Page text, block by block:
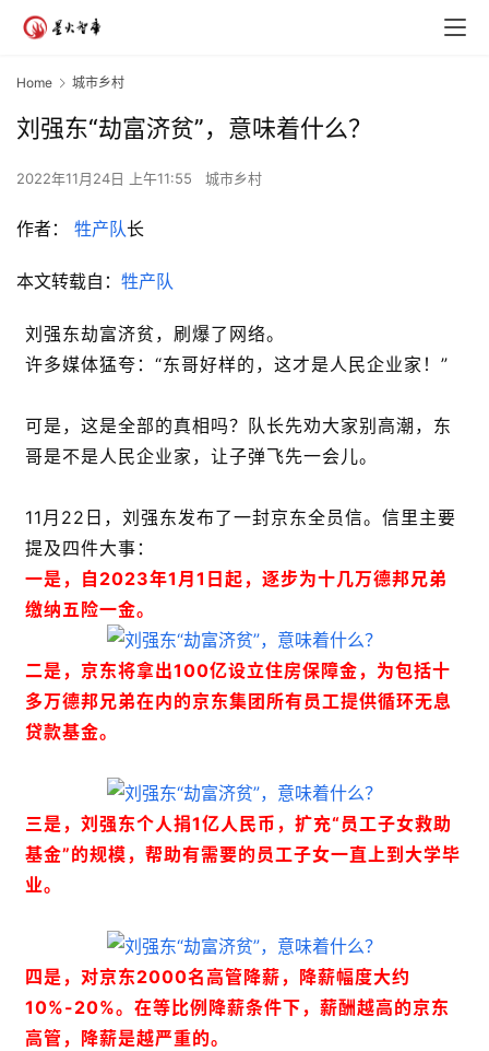
Home 城市乡村
刘强东“劫富济贫”，意味着什么？
2022年11月24日 上午11:55 城市乡村
作者： 牲产队长
本文转载自： 牲产队
刘强东劫富济贫，刷爆了网络。
许多媒体猛夸：“东哥好样的，这才是人民企业家！”
可是，这是全部的真相吗？队长先劝大家别高潮，东
哥是不是人民企业家，让子弹飞先一会儿。
11月22日，刘强东发布了一封京东全员信。信里主要
提及四件大事：
一是，自2023年1月1日起，逐步为十几万德邦兄弟
缴纳五险一金。
二是，京东将拿出100亿设立住房保障金，为包括十
多万德邦兄弟在内的京东集团所有员工提供循环无息
贷款基金。
三是，刘强东个人捐1亿人民币，扩充“员工子女救助
基金”的规模，帮助有需要的员工子女一直上到大学毕
业。
四是，对京东2000名高管降薪，降薪幅度大约
10%-20%。在等比例降薪条件下，薪酬越高的京东
高管，降薪是越严重的。